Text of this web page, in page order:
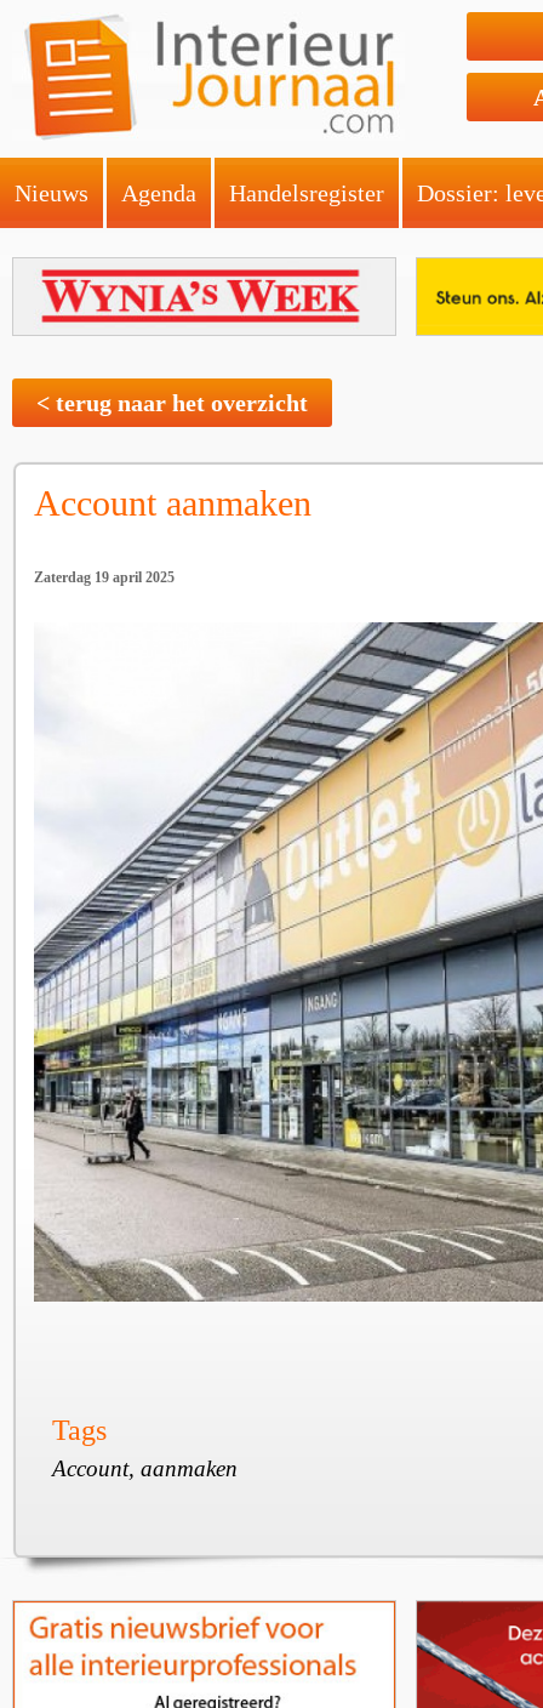
Nieuws Agenda Handelsregister Dossier:
< terug naar het overzicht
Account aanmaken
Zaterdag 19 april 2025
Tags
Account, aanmaken